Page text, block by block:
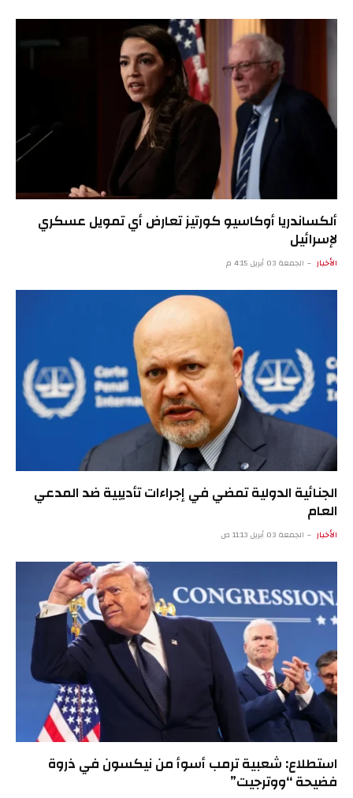
ألكساندريا أوكاسيو كورتيز تعارض أي تمويل عسكري
لإسرائيل
الأخبار الجمعة 03 أبريل 4:15 م
الجنائية الدولية تمضي في إجراءات تأديبية ضد المدعي
العام
الأخبار الجمعة 03 أبريل 11:13 ص
استطلاع: شعبية ترمب أسوأ من نيكسون في ذروة
فضيحة “ووترجيت”